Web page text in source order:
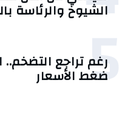
الشيوخ والرئاسة
5
رغم تراجع التضخم..
ضغط الأسعار